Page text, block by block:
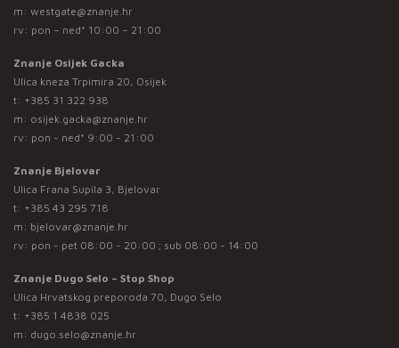
m: westgate@znanje.hr
rv: pon – ned* 10:00 – 21:00
Znanje Osijek Gacka
Ulica kneza Trpimira 20, Osijek
t: +385 31 322 938
m: osijek.gacka@znanje.hr
rv: pon - ned* 9:00 - 21:00
Znanje Bjelovar
Ulica Frana Supila 3, Bjelovar
t: +385 43 295 718
m: bjelovar@znanje.hr
rv: pon - pet 08:00 - 20:00 ; sub 08:00 - 14:00
Znanje Dugo Selo – Stop Shop
Ulica Hrvatskog preporoda 70, Dugo Selo
t: +385 1 4838 025
m: dugo.selo@znanje.hr